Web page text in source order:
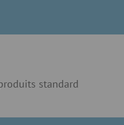
standard